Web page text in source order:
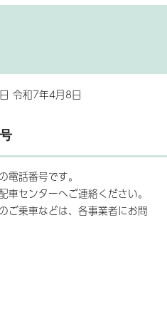
令和7年4月8日
電話番号です。
センターへご連絡ください。
ご乗車などは、各事業者にお問